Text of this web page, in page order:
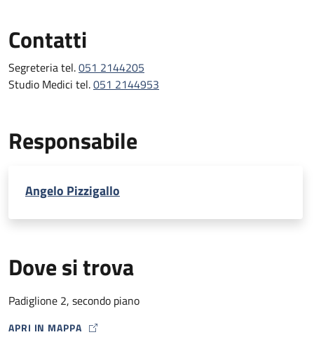
Contatti
Segreteria tel.051 2144205
Studio Medici tel.051 2144953
Responsabile
Angelo Pizzigallo
Dove si trova
Padiglione 2, secondo piano
APRI IN MAPPA
MAP ICON